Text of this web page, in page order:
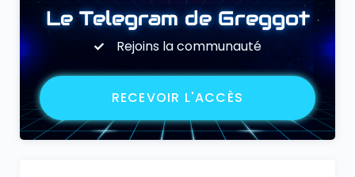
Le Telegram de Greggot
Rejoins la communauté
RECEVOIR L'ACCÈS